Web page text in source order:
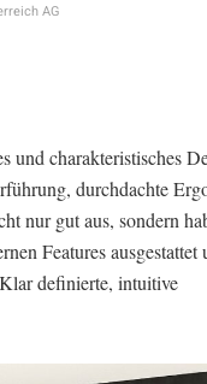
AG
und charakteristisches
durchdachte
nur gut aus, sondern
Features ausgestattet
definierte, intuitive